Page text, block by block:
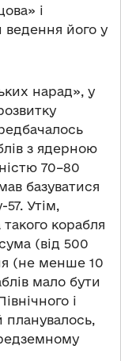
і
ведення його у
нарад», у
з ядерною
70–80
базуватися
Утім,
такого корабля
(від 500
(не менше 10
мало бути
і
планувалось,